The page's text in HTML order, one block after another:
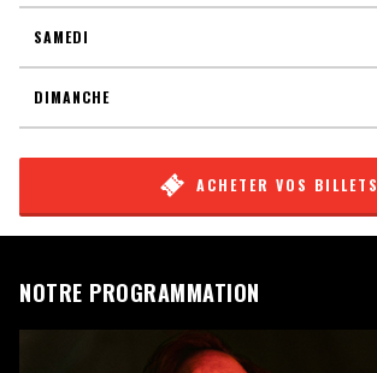
SAMEDI
DIMANCHE
ACHETER VOS BILLETS
NOTRE PROGRAMMATION